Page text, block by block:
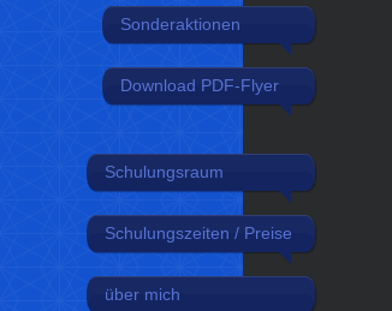
Sonderaktionen
Download PDF-Flyer
Schulungsraum
Schulungszeiten / Preise
über mich